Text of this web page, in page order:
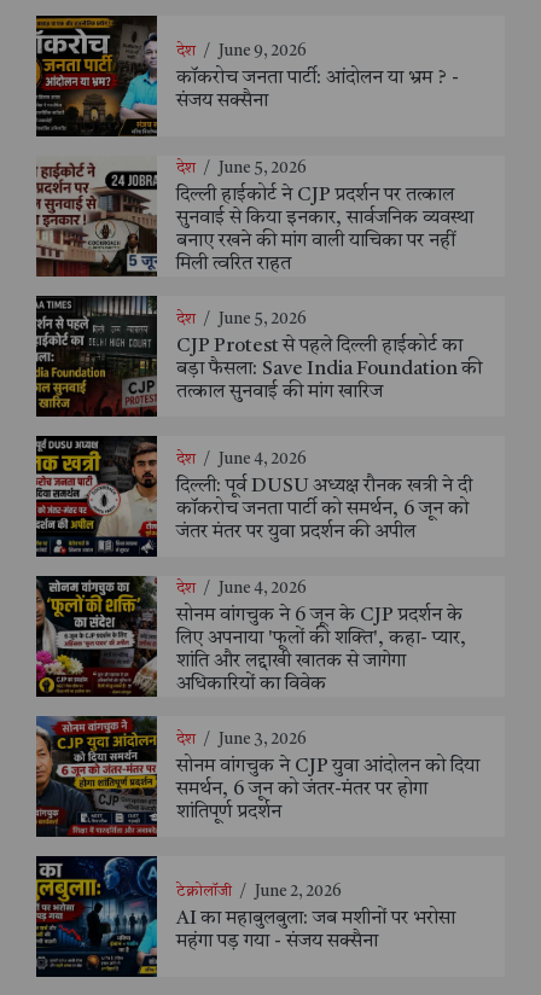
देश / June 9, 2026
कॉकरोच जनता पार्टी: आंदोलन या भ्रम ? -
संजय सक्सैना
देश / June 5, 2026
दिल्ली हाईकोर्ट ने CJP प्रदर्शन पर तत्काल
सुनवाई से किया इनकार, सार्वजनिक व्यवस्था
बनाए रखने की मांग वाली याचिका पर नहीं
मिली त्वरित राहत
देश / June 5, 2026
CJP Protest से पहले दिल्ली हाईकोर्ट का
बड़ा फैसला: Save India Foundation की
तत्काल सुनवाई की मांग खारिज
देश / June 4, 2026
दिल्ली: पूर्व DUSU अध्यक्ष रौनक खत्री ने दी
कॉकरोच जनता पार्टी को समर्थन, 6 जून को
जंतर मंतर पर युवा प्रदर्शन की अपील
देश / June 4, 2026
सोनम वांगचुक ने 6 जून के CJP प्रदर्शन के
लिए अपनाया 'फूलों की शक्ति', कहा- प्यार,
शांति और लद्दाखी खातक से जागेगा
अधिकारियों का विवेक
देश / June 3, 2026
सोनम वांगचुक ने CJP युवा आंदोलन को दिया
समर्थन, 6 जून को जंतर-मंतर पर होगा
शांतिपूर्ण प्रदर्शन
टेक्नोलॉजी / June 2, 2026
AI का महाबुलबुला: जब मशीनों पर भरोसा
महंगा पड़ गया - संजय सक्सैना